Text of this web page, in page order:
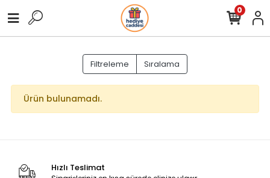
0
Filtreleme Sıralama
Ürün bulunamadı.
Hızlı Teslimat